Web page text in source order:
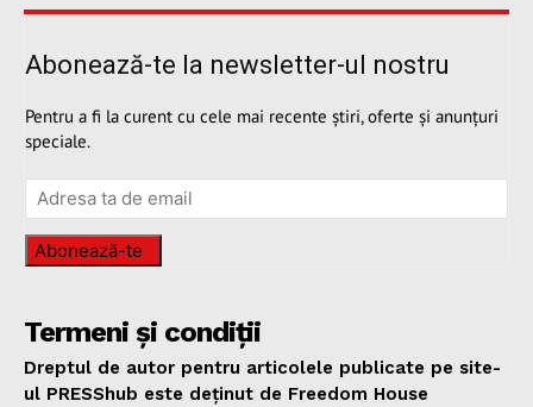
Abonează-te la newsletter-ul nostru
Pentru a fi la curent cu cele mai recente știri, oferte și anunțuri
speciale.
Abonează-te
Termeni și condiții
Dreptul de autor pentru articolele publicate pe site-
ul PRESShub este deținut de Freedom House